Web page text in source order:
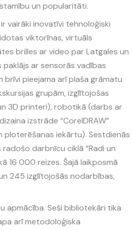
un popularitāti.
vairāki inovatīvi tehnoloģiski
viktorīnas, virtuāls
brilles ar video par Latgales un
ar sensorās vadības
pieejama arī plaša grāmatu
grupām, izglītojošas
3D printeri), robotikā (darbs ar
izstrāde “CorelDRAW”
iekārtu). Sestdienās
darbnīcu ciklā “Radi un
16 000 reizes. Šajā laikposmā
245 izglītojošās nodarbības,
apmācība. Seši bibliotekāri tika
arī metodoloģiska